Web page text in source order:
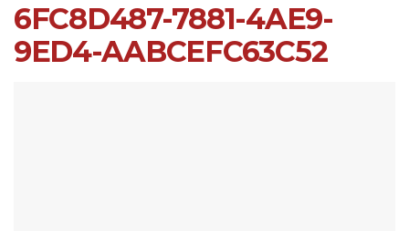
6FC8D487-7881-4AE9-
9ED4-AABCEFC63C52